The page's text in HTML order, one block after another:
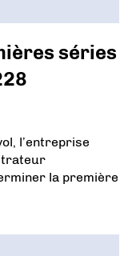
séries
l’entreprise
la première